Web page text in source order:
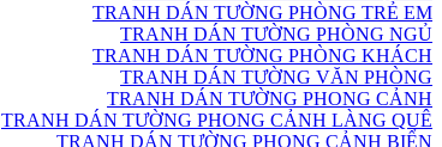
TRANH DÁN TƯỜNG PHÒNG TRẺ EM
TRANH DÁN TƯỜNG PHÒNG NGỦ
TRANH DÁN TƯỜNG PHÒNG KHÁCH
TRANH DÁN TƯỜNG VĂN PHÒNG
TRANH DÁN TƯỜNG PHONG CẢNH
TRANH DÁN TƯỜNG PHONG CẢNH LÀNG QUÊ
TRANH DÁN TƯỜNG PHONG CẢNH BIỂN